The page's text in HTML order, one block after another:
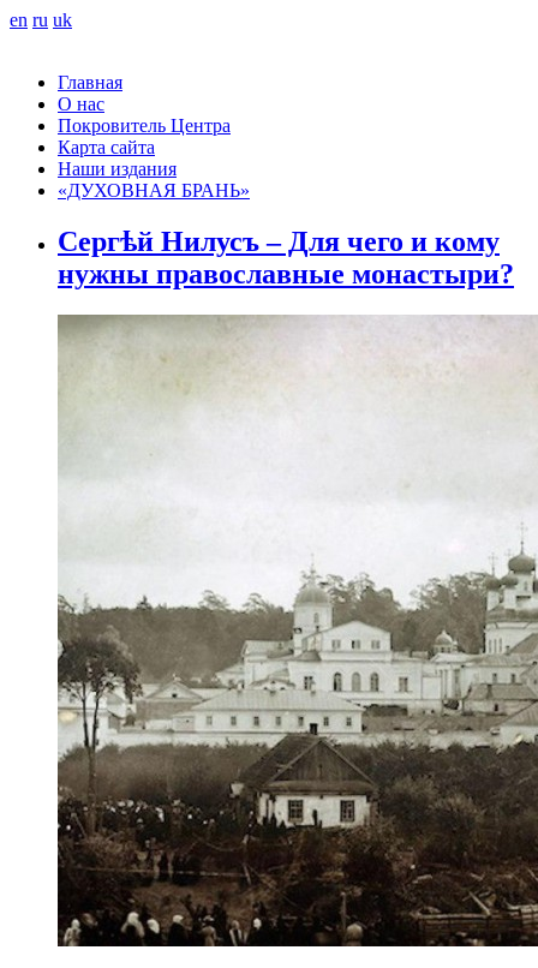
en ru uk
Главная
О нас
Покровитель Центра
Карта сайта
Наши издания
«ДУХОВНАЯ БРАНЬ»
Сергѣй Нилусъ – Для чего и кому
нужны православные монастыри?